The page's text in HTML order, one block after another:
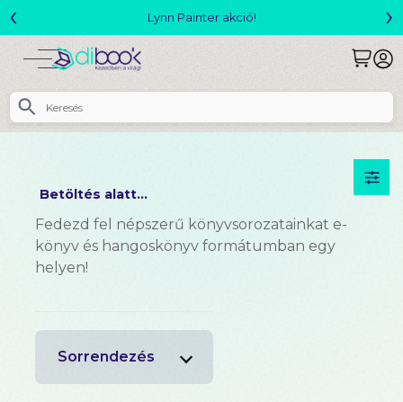
Lynn Painter akció!
‹ ›
Betöltés alatt...
Fedezd fel népszerű könyvsorozatainkat e-
könyv és hangoskönyv formátumban egy
helyen!
Sorrendezés